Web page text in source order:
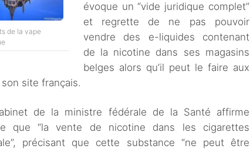
de la vape
évoque un “vide juridique complet”
et regrette de ne pas pouvoir
vendre des e-liquides contenant
de la nicotine dans ses magasins
belges alors qu’il peut le faire aux
site français.
de la ministre fédérale de la Santé affirme
que “la vente de nicotine dans les cigarettes
précisant que cette substance “ne peut être